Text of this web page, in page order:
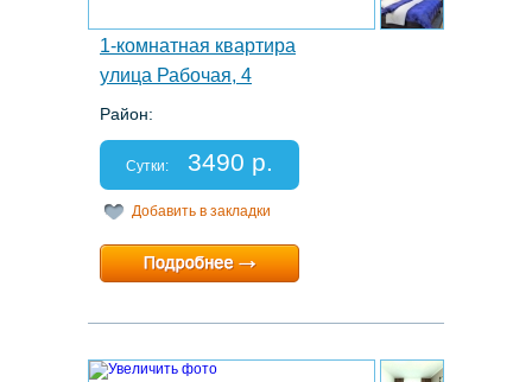
1-комнатная квартира
улица Рабочая, 4
Район:
Спальных мест: 2+1
Отчетные документы: есть
Сутки: 3490 р.
Добавить в закладки
Минимальный срок:1 суток
Расчетный час:12:00